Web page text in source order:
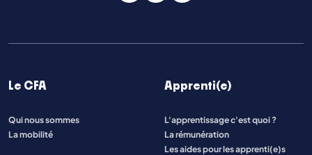
Le CFA
Qui nous sommes
La mobilité
Apprenti(e)
L'apprentissage c'est quoi ?
La rémunération
Les aides pour les apprenti(e)s